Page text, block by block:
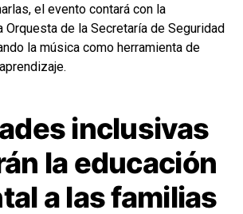
el evento contará con la
Orquesta de la Secretaría de Seguridad
la música como herramienta de
inclusivas
la educación
a las familias